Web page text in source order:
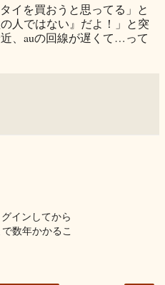
イを買おうと思ってる」と
人ではない』だよ！」と突
、auの回線が遅くて…って
インしてから
数年かかるこ